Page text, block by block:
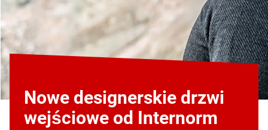
Nowe designerskie drzwi
wejściowe od Internorm